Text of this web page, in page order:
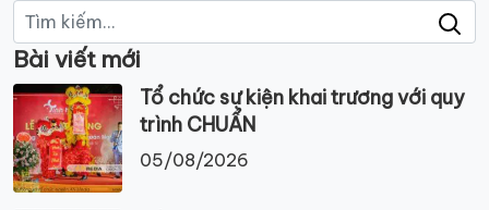
Tìm
kiếm:
Bài viết mới
Tổ chức sự kiện khai trương với quy
trình CHUẨN
05/08/2026